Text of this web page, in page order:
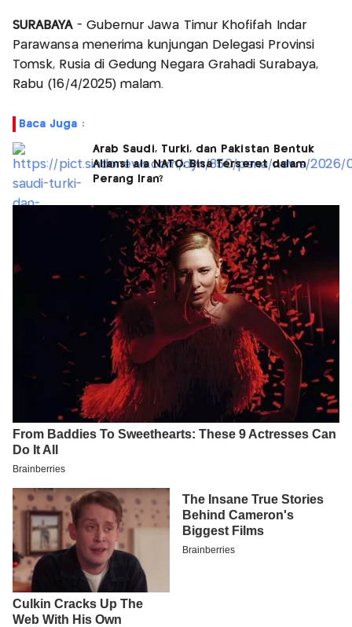
SURABAYA - Gubernur Jawa Timur Khofifah Indar
Parawansa menerima kunjungan Delegasi Provinsi
Tomsk, Rusia di Gedung Negara Grahadi Surabaya,
Rabu (16/4/2025) malam.
Baca Juga :
Arab Saudi, Turki, dan Pakistan Bentuk
Aliansi ala NATO, Bisa Terseret dalam
Perang Iran?